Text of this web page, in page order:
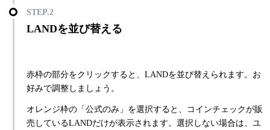
LANDを並び替える
赤枠の部分をクリックすると、LANDを並び替えられます。お
好みで調整しましょう。
オレンジ枠の「公式のみ」を選択すると、コインチェックが販
売しているLANDだけが表示されます。選択しない場合は、ユ